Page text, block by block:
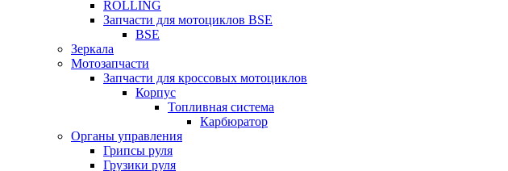
ROLLING
Запчасти для мотоциклов BSE
BSE
Зеркала
Мотозапчасти
Запчасти для кроссовых мотоциклов
Корпус
Топливная система
Карбюратор
Органы управления
Грипсы руля
Грузики руля